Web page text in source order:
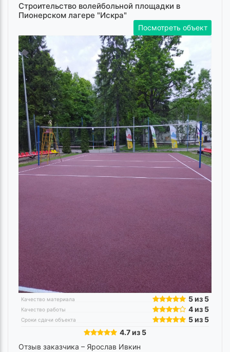
Строительство волейбольной площадки в
Пионерском лагере "Искра"
Посмотреть объект
Качество материала 5 из 5
Качество работы 4 из 5
Сроки сдачи объекта
5 из 5
4.7 из 5
Отзыв заказчика – Ярослав Ивкин